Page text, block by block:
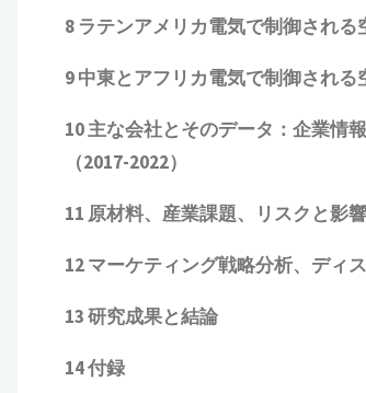
8 ラテンアメリカ電気で制御される
9 中東とアフリカ電気で制御される
10 主な会社とそのデータ ：企業情
（2017-2022）
11 原材料、産業課題、リスクと影
12 マーケティング戦略分析、ディ
13 研究成果と結論
14 付録